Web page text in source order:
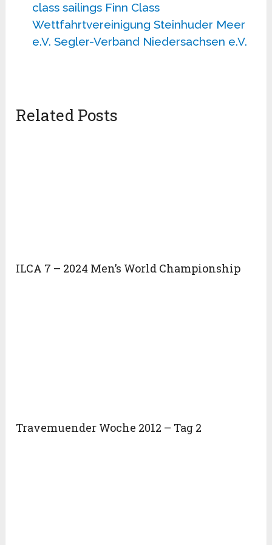
class sailings Finn Class
Wettfahrtvereinigung Steinhuder Meer
e.V. Segler-Verband Niedersachsen e.V.
Related Posts
ILCA 7 – 2024 Men’s World Championship
Travemuender Woche 2012 – Tag 2